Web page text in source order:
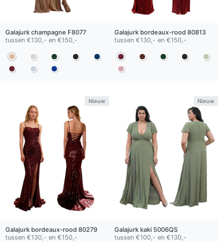
Galajurk champagne F8077
tussen €130,- en €150,-
Galajurk bordeaux-rood 80813
tussen €130,- en €150,-
Nieuw
Galajurk bordeaux-rood 80279
tussen €130,- en €150,-
Nieuw
Galajurk kaki5006QS
tussen €100,- en €130,-